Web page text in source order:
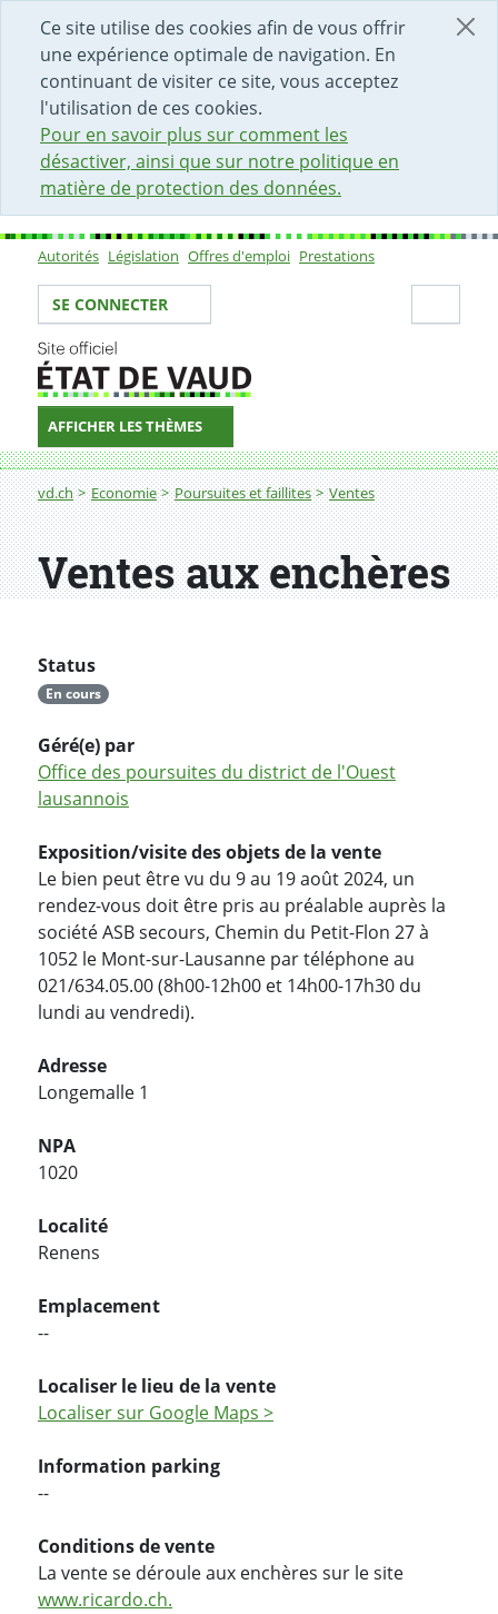
Ce site utilise des cookies afin de vous offrir
une expérience optimale de navigation. En
continuant de visiter ce site, vous acceptez
l'utilisation de ces cookies.
Pour en savoir plus sur comment les
désactiver, ainsi que sur notre politique en
matière de protection des données.
DÉBUT DU CONTENU DE LA PAGE
ACCÈS AU CHAMP DE RECHERCHE
PAGE D'ACCUEIL
FORMULAIRE DE CONTACT
Sous-navigation
Autorités Législation Offres d'emploi Prestations
Votre identité
SE CONNECTER
AFFICHER LES THÈMES
Fil d'Ariane
vd.ch Economie Poursuites et faillites Ventes
Ventes aux enchères
Status
En cours
Géré(e) par
Office des poursuites du district de l'Ouest
lausannois
Exposition/visite des objets de la vente
Le bien peut être vu du 9 au 19 août 2024, un
rendez-vous doit être pris au préalable auprès la
société ASB secours, Chemin du Petit-Flon 27 à
1052 le Mont-sur-Lausanne par téléphone au
021/634.05.00 (8h00-12h00 et 14h00-17h30 du
lundi au vendredi).
Adresse
Longemalle 1
NPA
1020
Localité
Renens
Emplacement
--
Localiser le lieu de la vente
Localiser sur Google Maps >
Information parking
--
Conditions de vente
La vente se déroule aux enchères sur le site
www.ricardo.ch.